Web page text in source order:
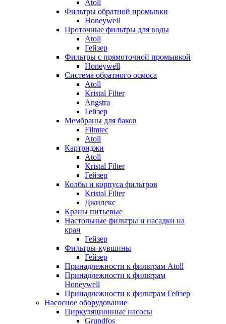
Atoll
Фильтры обратной промывки
Honeywell
Проточные фильтры для воды
Atoll
Гейзер
Фильтры с прямоточной промывкой
Honeywell
Система обратного осмоса
Atoll
Kristal Filter
Angstra
Гейзер
Мембраны для баков
Filmtec
Atoll
Картриджи
Atoll
Kristal Filter
Гейзер
Колбы и корпуса фильтров
Kristal Filter
Джилекс
Краны питьевые
Настольные фильтры и насадки на
кран
Гейзер
Фильтры-кувшины
Гейзер
Принадлежности к фильтрам Atoll
Принадлежности к фильтрам
Honeywell
Принадлежности к фильтрам Гейзер
Насосное оборудование
Циркуляционные насосы
Grundfos